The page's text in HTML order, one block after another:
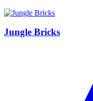
Jungle Bricks